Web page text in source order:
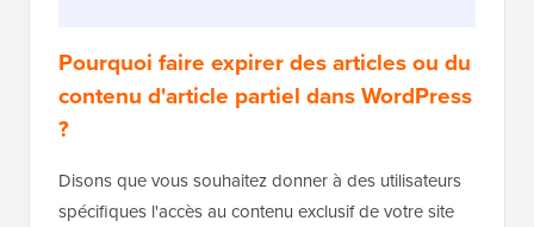
Pourquoi faire expirer des articles ou du
contenu d'article partiel dans WordPress
?
Disons que vous souhaitez donner à des utilisateurs
spécifiques l'accès au contenu exclusif de votre site